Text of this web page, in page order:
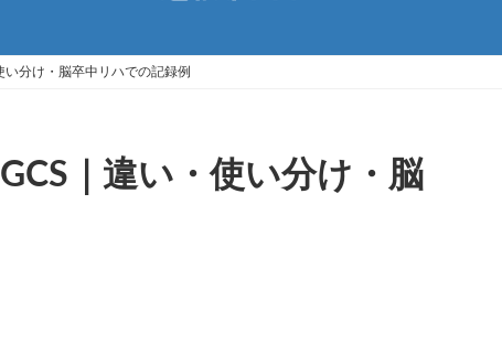
い分け・脳卒中リハでの記録例
｜違い・使い分け・脳